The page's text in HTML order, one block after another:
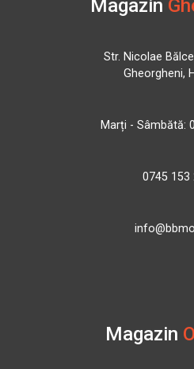
Magazin
Str. Nicolae
Gheorgheni,
Marți - Sâmbătă:
0745 153
Magazin